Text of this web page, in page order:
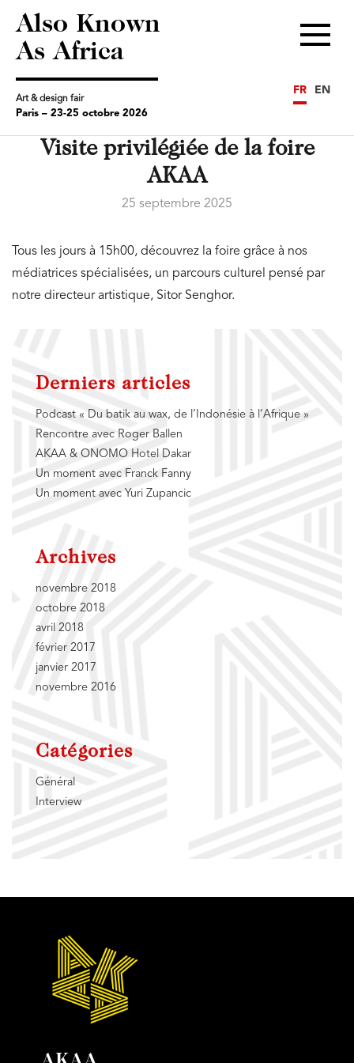
Also Known
As Africa
Art & design fair
Paris – 23-25 octobre 2026
Menu
FR EN
Visite privilégiée de la foire
AKAA
25 septembre 2025
Tous les jours à 15h00, découvrez la foire grâce à nos
médiatrices spécialisées, un parcours culturel pensé par
notre directeur artistique, Sitor Senghor.
Derniers articles
Podcast « Du batik au wax, de l’Indonésie à l’Afrique »
Rencontre avec Roger Ballen
AKAA & ONOMO Hotel Dakar
Un moment avec Franck Fanny
Un moment avec Yuri Zupancic
Archives
novembre 2018
octobre 2018
avril 2018
février 2017
janvier 2017
novembre 2016
Catégories
Général
Interview